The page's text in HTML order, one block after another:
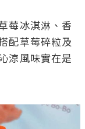
莓冰淇淋、香
配草莓碎粒及
涼風味實在是